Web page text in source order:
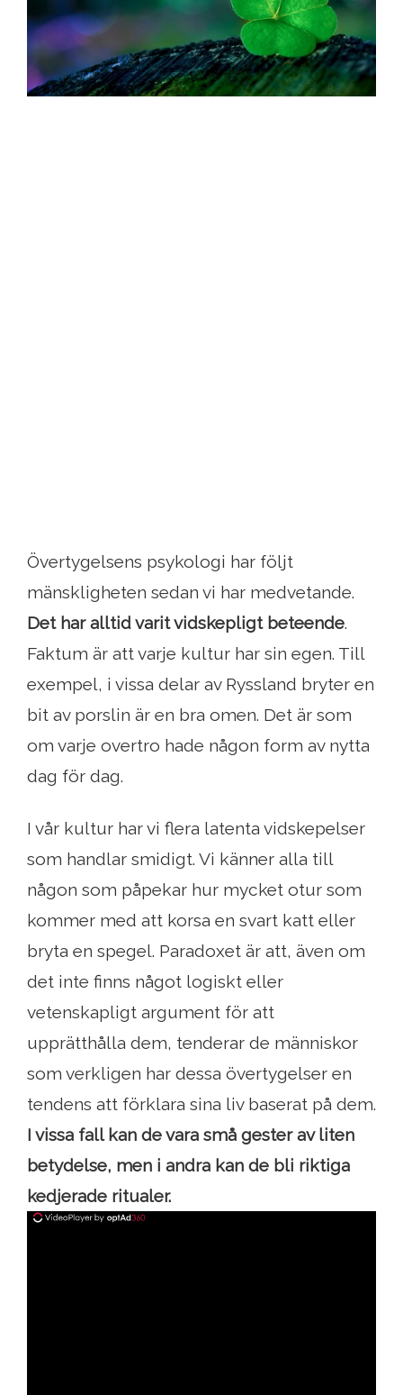
Övertygelsens psykologi har följt
mänskligheten sedan vi har medvetande.
Det har alltid varit vidskepligt beteende.
Faktum är att varje kultur har sin egen. Till
exempel, i vissa delar av Ryssland bryter en
bit av porslin är en bra omen. Det är som
om varje overtro hade någon form av nytta
dag för dag.
I vår kultur har vi flera latenta vidskepelser
som handlar smidigt. Vi känner alla till
någon som påpekar hur mycket otur som
kommer med att korsa en svart katt eller
bryta en spegel. Paradoxet är att, även om
det inte finns något logiskt eller
vetenskapligt argument för att
upprätthålla dem, tenderar de människor
som verkligen har dessa övertygelser en
tendens att förklara sina liv baserat på dem.
I vissa fall kan de vara små gester av liten
betydelse, men i andra kan de bli riktiga
kedjerade ritualer.